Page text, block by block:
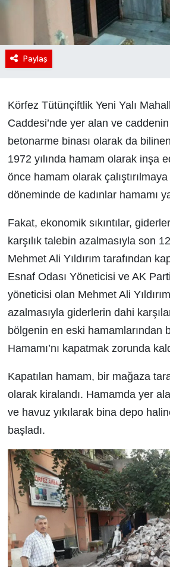
Paylaş
Körfez Tütünçiftlik Yeni Yalı
Caddesi’nde yer alan ve
betonarme binası olarak da
1972 yılında hamam olarak inşa
önce hamam olarak
döneminde de kadınlar hamamı
Fakat, ekonomik sıkıntılar,
karşılık talebin azalmasıyla son
Mehmet Ali Yıldırım tarafından
Esnaf Odası Yöneticisi ve AK
yöneticisi olan Mehmet Ali
azalmasıyla giderlerin dahi
bölgenin en eski hamamlarından
Hamamı’nı kapatmak zorunda
Kapatılan hamam, bir mağaza
olarak kiralandı. Hamamda yer
ve havuz yıkılarak bina depo
başladı.